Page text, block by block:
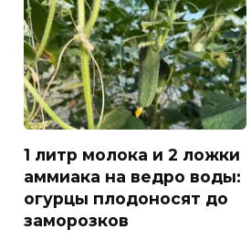
1 литр молока и 2 ложки
аммиака на ведро воды:
огурцы плодоносят до
заморозков